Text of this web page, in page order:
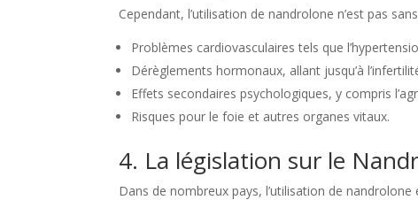
Cependant, l’utilisation de nandrolone n’est pas
Problèmes cardiovasculaires tels que
Dérèglements hormonaux, allant jusqu’à
Effets secondaires psychologiques, y compris
Risques pour le foie et autres organes vitaux.
4. La législation sur le
Dans de nombreux pays, l’utilisation de